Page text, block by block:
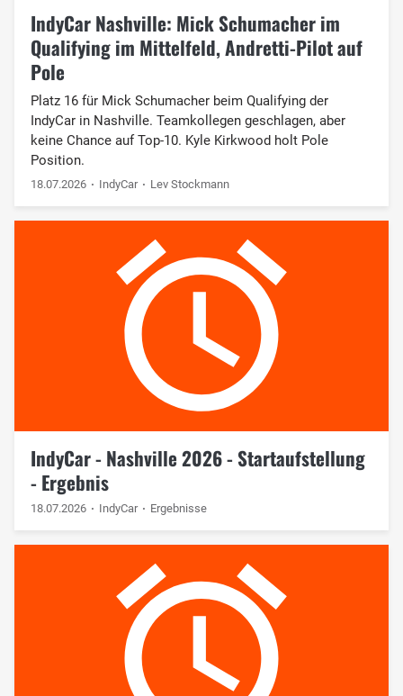
IndyCar Nashville: Mick Schumacher im
Qualifying im Mittelfeld, Andretti-Pilot auf
Pole
Platz 16 für Mick Schumacher beim Qualifying der
IndyCar in Nashville. Teamkollegen geschlagen, aber
keine Chance auf Top-10. Kyle Kirkwood holt Pole
Position.
18.07.2026 IndyCar Lev Stockmann
IndyCar - Nashville 2026 - Startaufstellung
- Ergebnis
18.07.2026 IndyCar Ergebnisse